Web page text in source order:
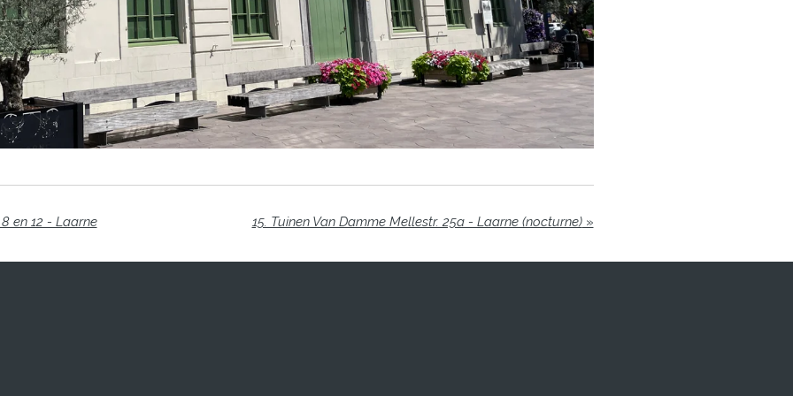
en 12 - Laarne 15. Tuinen Van Damme Mellestr. 25a - Laarne (nocturne)»